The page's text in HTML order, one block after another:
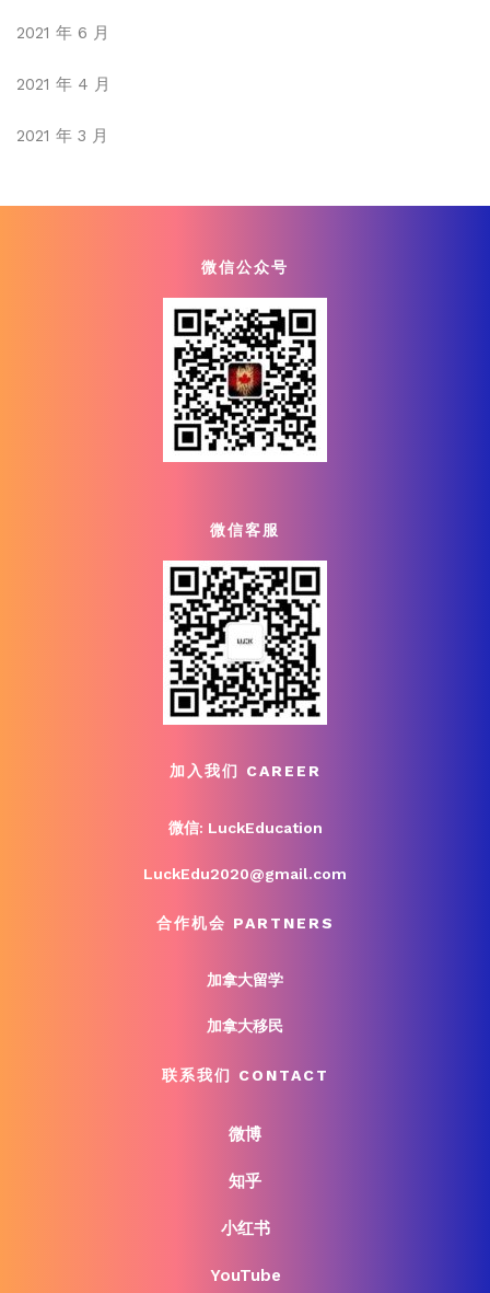
2021 年 6 月
2021 年 4 月
2021 年 3 月
微信公众号
微信客服
加入我们 CAREER
微信: LuckEducation
LuckEdu2020@gmail.com
合作机会 PARTNERS
加拿大留学
加拿大移民
联系我们 CONTACT
微博
知乎
小红书
YouTube